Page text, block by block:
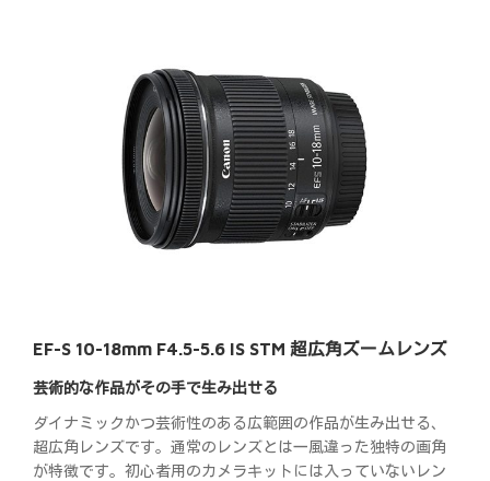
EF-S 10-18mm F4.5-5.6 IS STM 超広角ズームレンズ
芸術的な作品がその手で生み出せる
ダイナミックかつ芸術性のある広範囲の作品が生み出せる、
超広角レンズです。通常のレンズとは一風違った独特の画角
が特徴です。初心者用のカメラキットには入っていないレン